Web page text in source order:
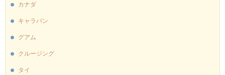
カナダ
キャラバン
グアム
クルージング
タイ